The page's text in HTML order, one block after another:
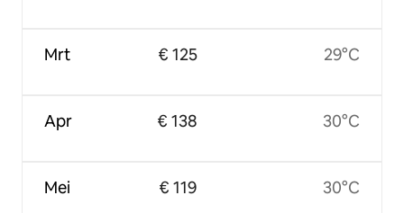
Mrt
Apr
Mei
€ 125
€ 138
€ 119
29°C
30°C
30°C